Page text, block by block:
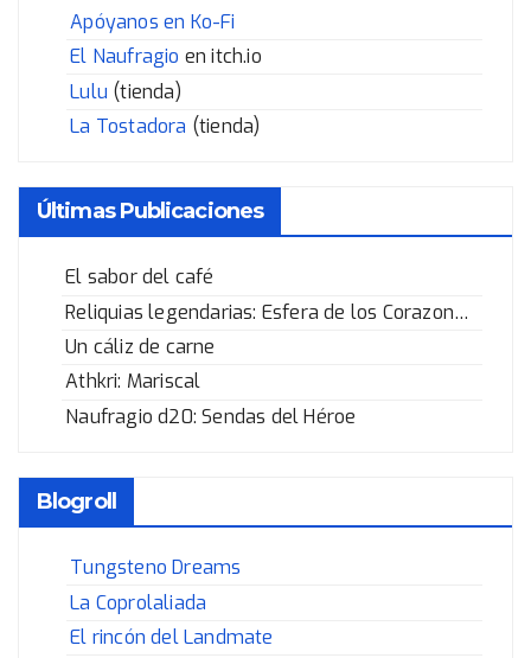
Apóyanos en Ko-Fi
El Naufragio en itch.io
Lulu (tienda)
La Tostadora (tienda)
Últimas Publicaciones
El sabor del café
Reliquias legendarias: Esfera de los Corazones Rotos
Un cáliz de carne
Athkri: Mariscal
Naufragio d20: Sendas del Héroe
Blogroll
Tungsteno Dreams
La Coprolaliada
El rincón del Landmate